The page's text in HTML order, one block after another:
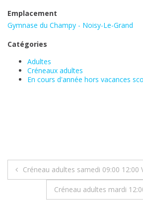
Emplacement
Gymnase du Champy - Noisy-Le-Grand
Catégories
Adultes
Créneaux adultes
En cours d'année hors vacances
Navigation
Créneau adultes samedi 09:00 12:00
Créneau adultes mardi